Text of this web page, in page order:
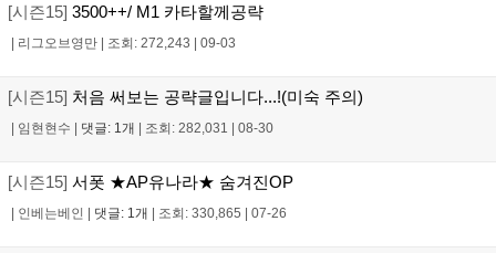
[시즌15] 3500++/ M1 카타할께공략
| 리그오브영만 | 조회: 272,243 | 09-03
[시즌15] 처음 써보는 공략글입니다...!(미숙 주의)
| 임현현수 | 댓글: 1개 | 조회: 282,031 | 08-30
[시즌15] 서폿 ★AP유나라★ 숨겨진OP
| 인베는베인 | 댓글: 1개 | 조회: 330,865 | 07-26